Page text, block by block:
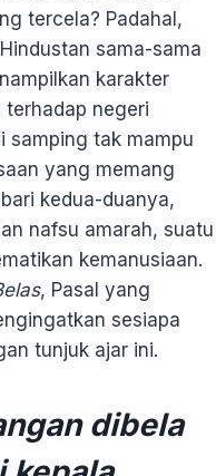
tercela? Padahal,
sama-sama
karakter
negeri
samping tak mampu
yang memang
kedua-duanya,
nafsu amarah, suatu
kemanusiaan.
, Pasal yang
sesiapa
tunjuk ajar ini.
dibela